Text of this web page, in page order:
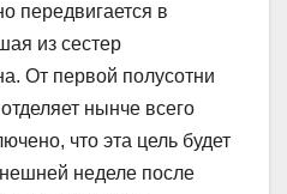
передвигается в
из сестер
От первой полусотни
нынче всего
что эта цель будет
неделе после